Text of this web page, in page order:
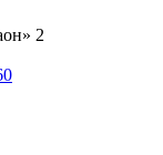
2